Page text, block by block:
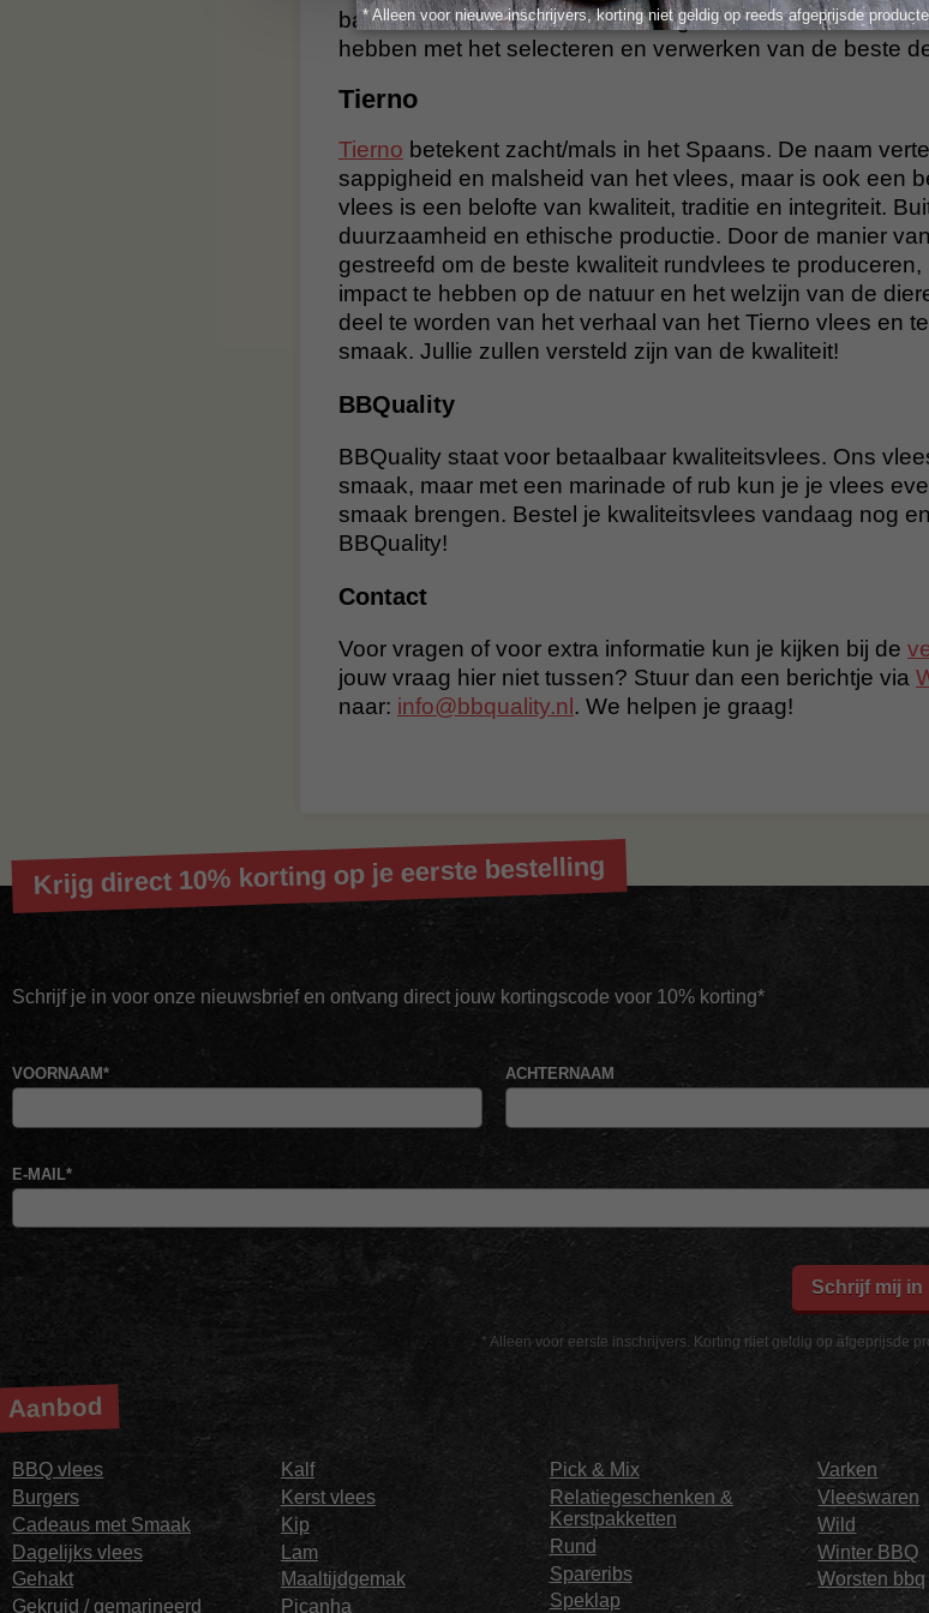
bavette/maanvlees met de hand gesneden door
hebben met het selecteren en verwerken van de beste
Tierno
Tierno betekent zacht/mals in het Spaans. De naam
sappigheid en malsheid van het vlees, maar is ook een
vlees is een belofte van kwaliteit, traditie en integriteit.
duurzaamheid en ethische productie. Door de manier
gestreefd om de beste kwaliteit rundvlees te
impact te hebben op de natuur en het welzijn van de
deel te worden van het verhaal van het Tierno vlees en
smaak. Jullie zullen versteld zijn van de kwaliteit!
BBQuality
BBQuality staat voor betaalbaar kwaliteitsvlees. Ons
smaak, maar met een marinade of rub kun je je vlees
smaak brengen. Bestel je kwaliteitsvlees vandaag nog
BBQuality!
Contact
Voor vragen of voor extra informatie kun je kijken bij de
jouw vraag hier niet tussen? Stuur dan een berichtje via
naar: info@bbquality.nl . We helpen je graag!
* Alleen voor nieuwe inschrijvers, korting niet geldig op reeds afgeprijsde
Krijg direct 10% korting op je eerste bestelling
Schrijf je in voor onze nieuwsbrief en ontvang direct jouw kortingscode voor 10% korting*
* Alleen voor eerste inschrijvers. Korting niet geldig op afgeprijsde
VOORNAAM* ACHTERNAAM
E-MAIL*
Schrijf mij in
Aanbod
BBQ vlees
Burgers
Cadeaus met Smaak
Dagelijks vlees
Gehakt
Gekruid / gemarineerd
Kalf
Kerst vlees
Kip
Lam
Maaltijdgemak
Picanha
Pick & Mix
Relatiegeschenken &
Kerstpakketten
Rund
Spareribs
Speklap
Varken
Vleeswaren
Wild
Winter BBQ
Worsten bbq